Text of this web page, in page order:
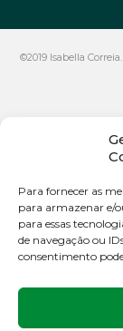
Para fornecer as
para armazenar e/
para essas
de navegação ou
consentimento
©2019 Isabella